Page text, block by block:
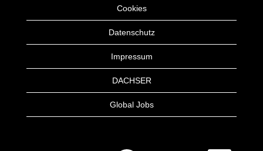
Cookies
Datenschutz
Impressum
DACHSER
Global Jobs